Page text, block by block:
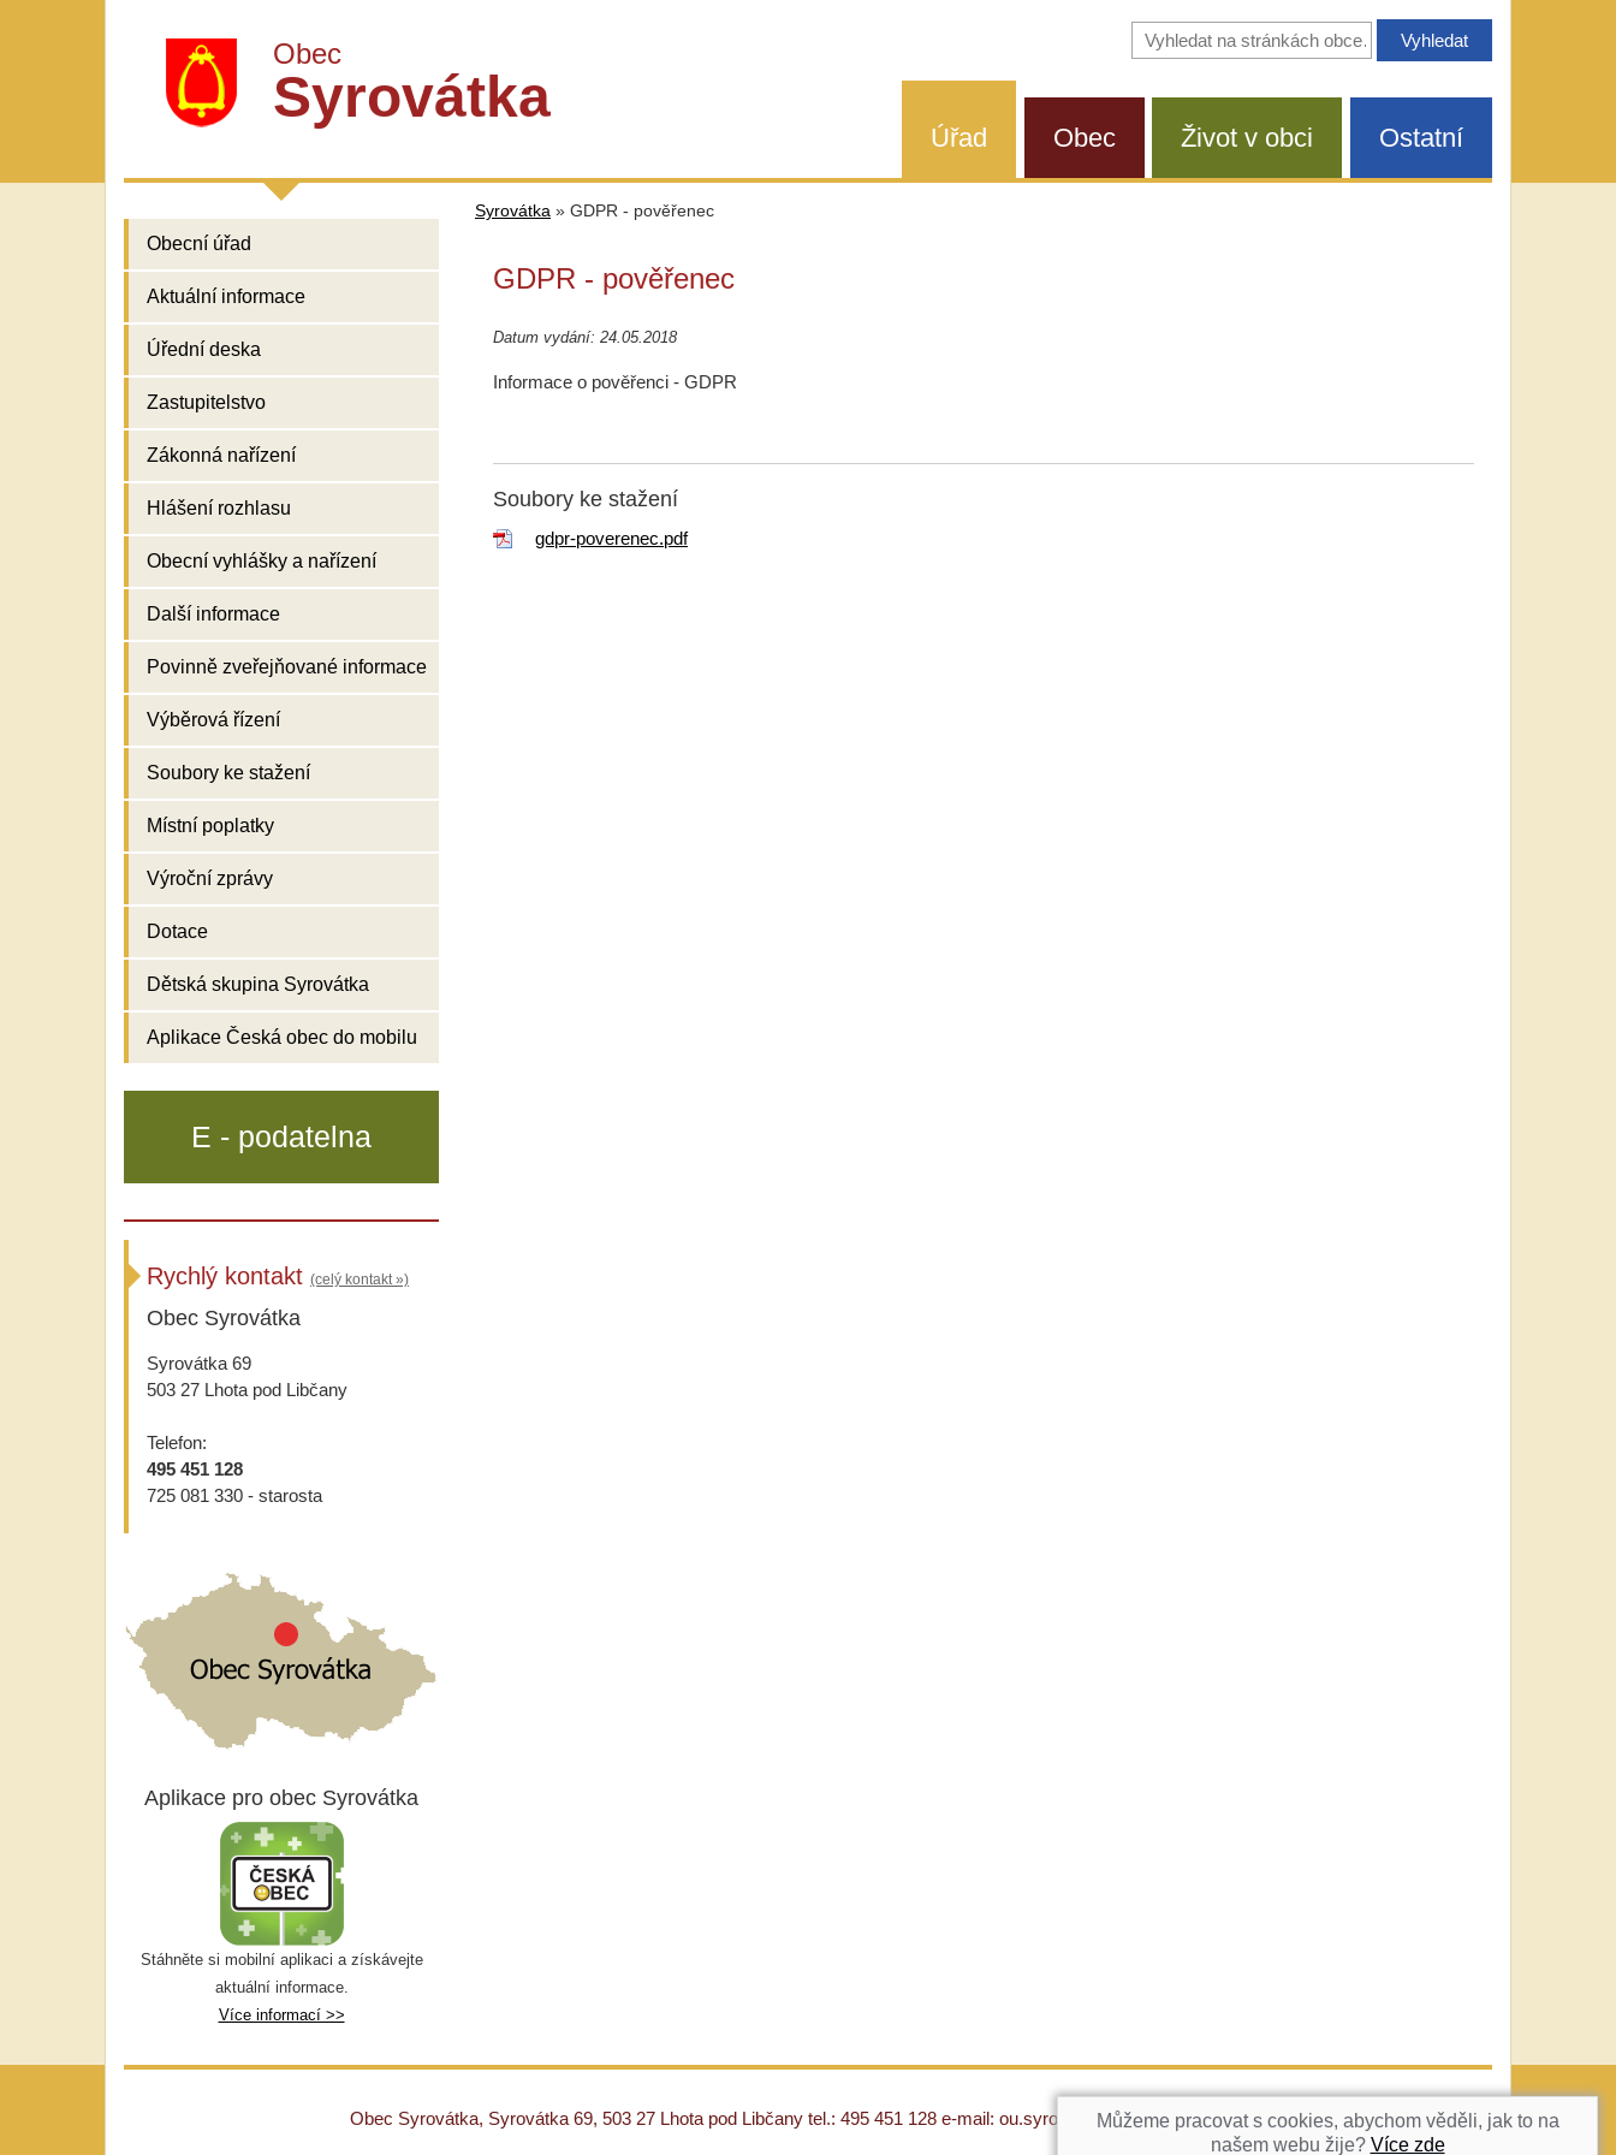
Obec
Syrovátka
Vyhledávání
na
Úřad Obec Život v obci Ostatní
Obecní úřad
Aktuální informace
Úřední deska
Zastupitelstvo
Zákonná nařízení
Hlášení rozhlasu
Obecní vyhlášky a nařízení
Další informace
Povinně zveřejňované informace
Výběrová řízení
Soubory ke stažení
Místní poplatky
Výroční zprávy
Dotace
Dětská skupina Syrovátka
Aplikace Česká obec do mobilu
Syrovátka » GDPR - pověřenec
GDPR - pověřenec
Datum vydání: 24.05.2018
Informace o pověřenci - GDPR
Soubory ke stažení
gdpr-poverenec.pdf
E - podatelna
Rychlý kontakt (celý kontakt »)
Obec Syrovátka
Syrovátka 69
503 27 Lhota pod Libčany
Telefon:
495 451 128
725 081 330 - starosta
Aplikace pro obec Syrovátka
Stáhněte si mobilní aplikaci a získávejte
aktuální informace.
Více informací >>
NAHORU
Obec Syrovátka, Syrovátka 69, 503 27 Lhota pod Libčany tel.: 495 451 128 e-mail: ou.syrovatka@c-box.czMůžeme pracovat s cookies, abychom věděli, jak to na
našem webu žije? Více zde